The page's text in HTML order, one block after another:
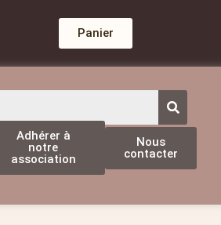
Panier
Adhérer à
notre
association
Nous
contacter